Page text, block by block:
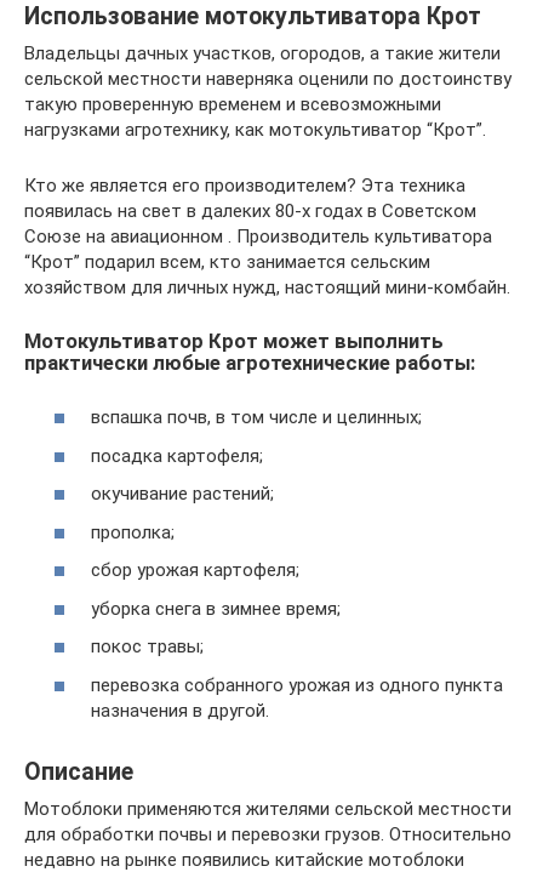
Использование мотокультиватора Крот
Владельцы дачных участков, огородов, а такие жители
сельской местности наверняка оценили по достоинству
такую проверенную временем и всевозможными
нагрузками агротехнику, как мотокультиватор “Крот”.
Кто же является его производителем? Эта техника
появилась на свет в далеких 80-х годах в Советском
Союзе на авиационном . Производитель культиватора
“Крот” подарил всем, кто занимается сельским
хозяйством для личных нужд, настоящий мини-комбайн.
Мотокультиватор Крот может выполнить
практически любые агротехнические работы:
вспашка почв, в том числе и целинных;
посадка картофеля;
окучивание растений;
прополка;
сбор урожая картофеля;
уборка снега в зимнее время;
покос травы;
перевозка собранного урожая из одного пункта
назначения в другой.
Описание
Мотоблоки применяются жителями сельской местности
для обработки почвы и перевозки грузов. Относительно
недавно на рынке появились китайские мотоблоки